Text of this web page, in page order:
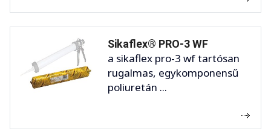
Sikaflex® PRO-3 WF
a sikaflex pro-3 wf tartósan
rugalmas, egykomponensű
poliuretán ...